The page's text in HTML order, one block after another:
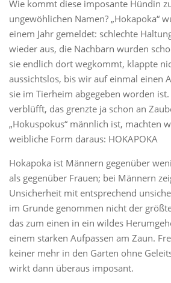
Wie kommt diese imposante Hündin
ungewöhlichen Namen? „Hokapoka“
einem Jahr gemeldet: schlechte
wieder aus, die Nachbarn wurden
sie endlich dort wegkommt, klappte
aussichtslos, bis wir auf einmal einen
sie im Tierheim abgegeben worden
verblüfft, das grenzte ja schon an
„Hokuspokus“ männlich ist, machten
weibliche Form daraus: HOKAPOKA
Hokapoka ist Männern gegenüber
als gegenüber Frauen; bei Männern
Unsicherheit mit entsprechend
im Grunde genommen nicht der
das zum einen in ein wildes
einem starken Aufpassen am Zaun.
keiner mehr in den Garten ohne
wirkt dann überaus imposant.